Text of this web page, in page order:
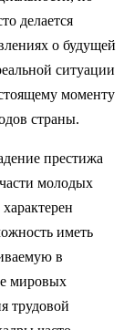
делается
о будущей
ситуации
моменту
страны.
престижа
молодых
иметь
в
мировых
трудовой